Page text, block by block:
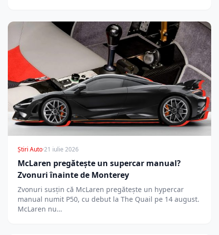
Știri Auto·21 iulie 2026
McLaren pregătește un supercar manual?
Zvonuri înainte de Monterey
Zvonuri susțin că McLaren pregătește un hypercar
manual numit P50, cu debut la The Quail pe 14 august.
McLaren nu…